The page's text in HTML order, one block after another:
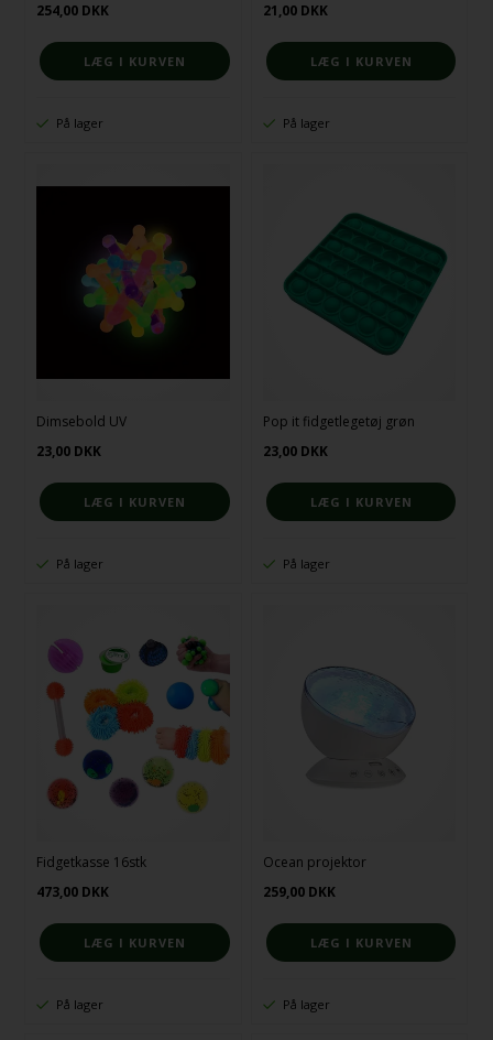
254,00 DKK
På lager
21,00 DKK
På lager
Dimsebold UV
23,00 DKK
På lager
Pop it fidgetlegetøj grøn
23,00 DKK
På lager
Fidgetkasse 16stk
473,00 DKK
På lager
Ocean projektor
259,00 DKK
På lager